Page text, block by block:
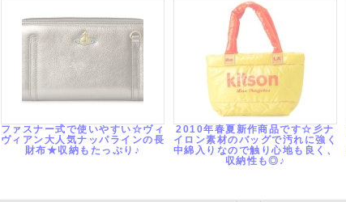
ファスナー式で使いやすい☆ヴィ
ヴィアン大人気ナッパラインの長
財布★収納もたっぷり♪
2010年春夏新作商品です☆彡ナ
イロン素材のバッグで汚れに強く
中綿入りなので触り心地も良く、
収納性も◎♪